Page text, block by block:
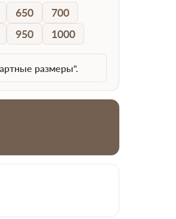
650
700
950 1000
размеры".